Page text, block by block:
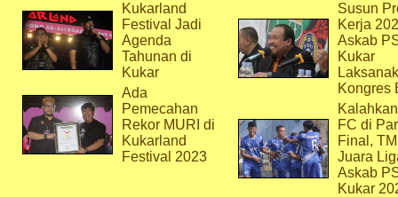
Kukarland
Festival Jadi
Agenda
Tahunan di
Kukar
Ada
Pemecahan
Rekor MURI di
Kukarland
Festival 2023
Susun
Kerja
Askab
Kukar
Kongres
FC di
Final,
Juara
Askab
Kukar